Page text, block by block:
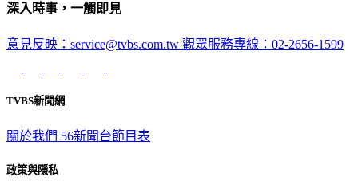
深入時事，一觸即見
意見反映：service@tvbs.com.tw 觀眾服務專線：02-2656-1599
TVBS新聞網
關於我們 56新聞台節目表
政策與隱私